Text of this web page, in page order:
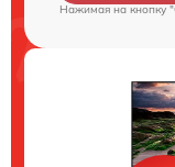
Нажимая на кнопку